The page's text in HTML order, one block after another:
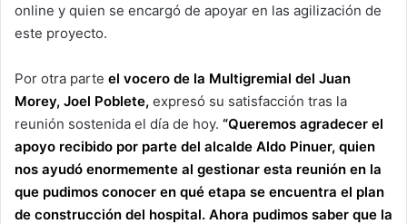
online y quien se encargó de apoyar en las agilización de
este proyecto.
Por otra parte el vocero de la Multigremial del Juan
Morey, Joel Poblete, expresó su satisfacción tras la
reunión sostenida el día de hoy. “Queremos agradecer el
apoyo recibido por parte del alcalde Aldo Pinuer, quien
nos ayudó enormemente al gestionar esta reunión en la
que pudimos conocer en qué etapa se encuentra el plan
de construcción del hospital. Ahora pudimos saber que la